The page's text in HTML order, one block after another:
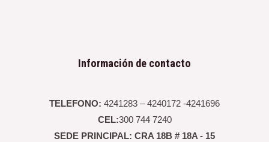
Información de contacto
TELEFONO: 4241283 – 4240172 -4241696
CEL:300 744 7240
SEDE PRINCIPAL: CRA 18B # 18A - 15